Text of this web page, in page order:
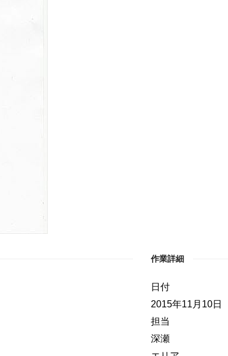
作業詳細
日付
2015年11月10日
担当
深瀬